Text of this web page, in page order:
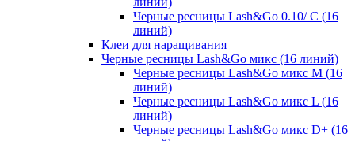
Черные ресницы Lash&Go 0.10/ С (16
линий)
Клеи для наращивания
Черные ресницы Lash&Go микс (16 линий)
Черные ресницы Lash&Go микс M (16
линий)
Черные ресницы Lash&Go микс L (16
линий)
Черные ресницы Lash&Go микс D+ (16